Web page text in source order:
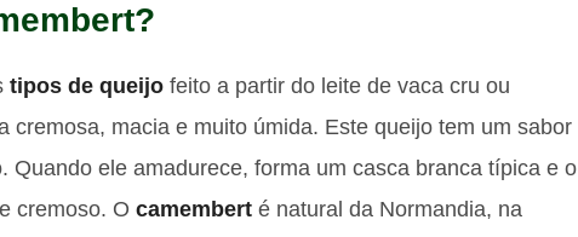
tipos de queijo feito a partir do leite de vaca cru ou
cremosa, macia e muito úmida. Este queijo tem um sabor
Quando ele amadurece, forma um casca branca típica e o
cremoso. O camembert é natural da Normandia, na